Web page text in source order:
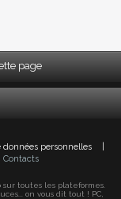
page
données personnelles
Contacts
toutes les plateformes.
on vous dit tout ! PC,